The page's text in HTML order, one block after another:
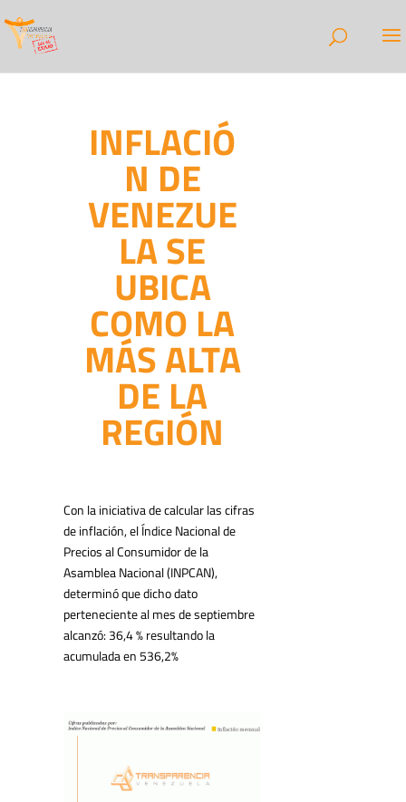
INFLACIÓ
N DE
VENEZUE
LA SE
UBICA
COMO LA
MÁS ALTA
DE LA
REGIÓN
Con la iniciativa de calcular las cifras
de inflación, el Índice Nacional de
Precios al Consumidor de la
Asamblea Nacional (INPCAN),
determinó que dicho dato
perteneciente al mes de septiembre
alcanzó: 36,4 % resultando la
acumulada en 536,2%